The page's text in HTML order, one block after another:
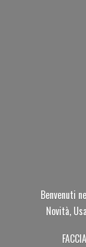
Benvenuti
Novità,